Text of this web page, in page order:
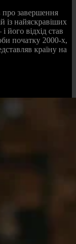
про завершення
із найяскравіших
його відхід став
початку 2000-х,
країну на